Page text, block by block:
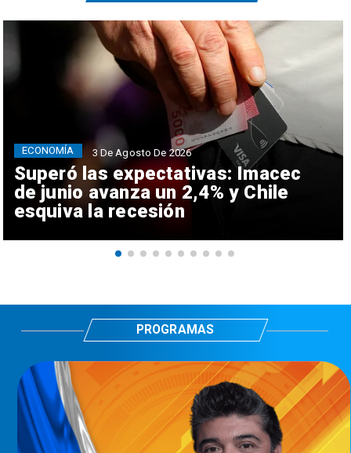
Superó las expectativas: Imacec
de junio avanza un 2,4% y Chile
esquiva la recesión
ECONOMÍA 3 De Agosto De 2026
PROGRAMAS